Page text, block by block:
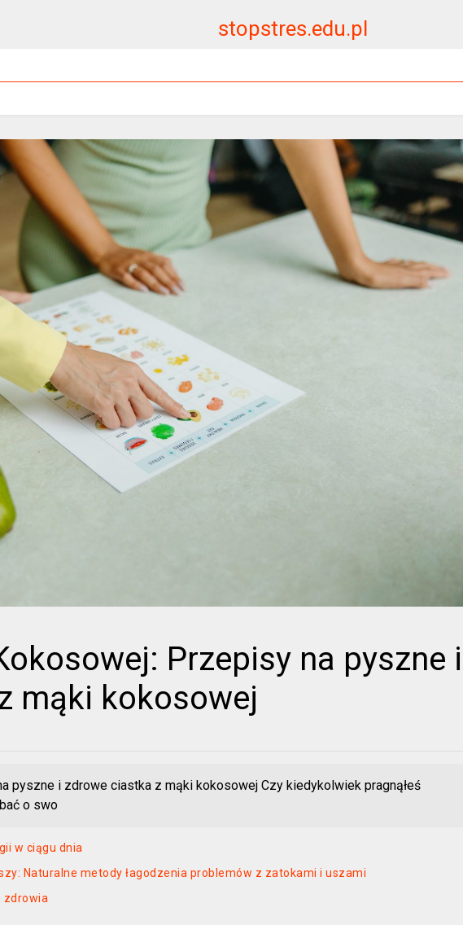
stopstres.edu.pl
Przepisy na pyszne i
mąki kokosowej
pyszne i zdrowe ciastka z mąki kokosowej Czy kiedykolwiek pragnąłeś
o swo
w ciągu dnia
Naturalne metody łagodzenia problemów z zatokami i uszami
zdrowia